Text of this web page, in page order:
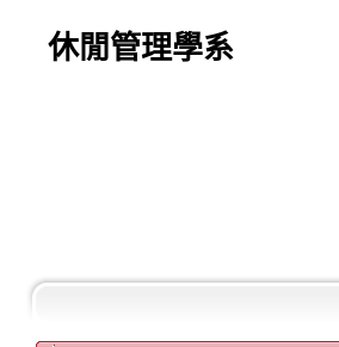
休閒管理學系